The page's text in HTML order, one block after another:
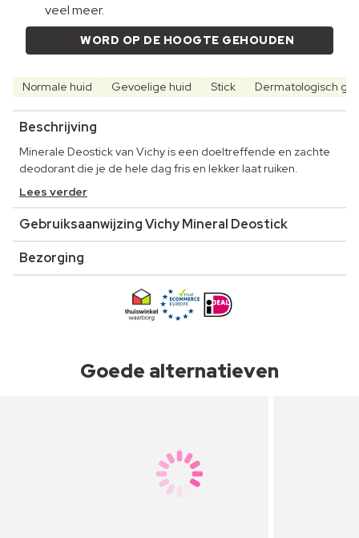
veel meer.
WORD OP DE HOOGTE GEHOUDEN
Normale huid Gevoelige huid Stick Dermatologisch
Beschrijving
Minerale Deostick van Vichy is een doeltreffende en zachte
deodorant die je de hele dag fris en lekker laat ruiken.
Lees verder
Gebruiksaanwijzing Vichy Mineral Deostick
Bezorging
Goede alternatieven